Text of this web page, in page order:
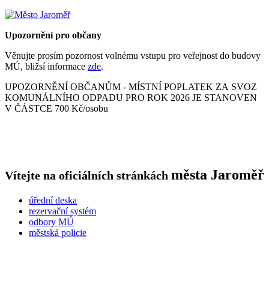
Upozornění pro občany
Věnujte prosím pozornost volnému vstupu pro veřejnost do budovy
MÚ, bližsí informace zde.
UPOZORNĚNÍ OBČANŮM - MÍSTNÍ POPLATEK ZA SVOZ
KOMUNÁLNÍHO ODPADU PRO ROK 2026 JE STANOVEN
V ČÁSTCE 700 Kč/osobu
Vítejte na oficiálních stránkách města Jaroměř
úřední deska
rezervační systém
odbory MÚ
městská policie